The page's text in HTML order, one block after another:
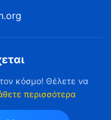
κόσμο! Θέλετε να
περισσότερα